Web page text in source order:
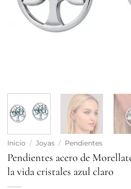
Inicio / Joyas / Pendientes
Pendientes acero de
la vida cristales azul claro